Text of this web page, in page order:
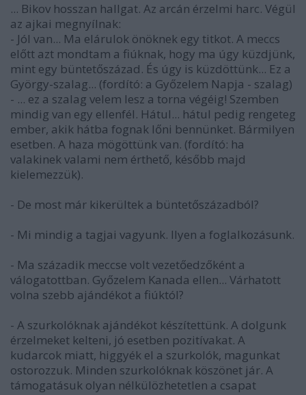
... Bikov hosszan hallgat. Az arcán érzelmi harc. Végül
az ajkai megnyílnak:
- Jól van... Ma elárulok önöknek egy titkot. A meccs
előtt azt mondtam a fiúknak, hogy ma úgy küzdjünk,
mint egy büntetőszázad. És úgy is küzdöttünk... Ez a
György-szalag... (fordító: a Győzelem Napja - szalag)
- ... ez a szalag velem lesz a torna végéig! Szemben
mindig van egy ellenfél. Hátul... hátul pedig rengeteg
ember, akik hátba fognak lőni bennünket. Bármilyen
esetben. A haza mögöttünk van. (fordító: ha
valakinek valami nem érthető, később majd
kielemezzük).
- De most már kikerültek a büntetőszázadból?
- Mi mindig a tagjai vagyunk. Ilyen a foglalkozásunk.
- Ma századik meccse volt vezetőedzőként a
válogatottban. Győzelem Kanada ellen... Várhatott
volna szebb ajándékot a fiúktól?
- A szurkolóknak ajándékot készítettünk. A dolgunk
érzelmeket kelteni, jó esetben pozitívakat. A
kudarcok miatt, higgyék el a szurkolók, magunkat
ostorozzuk. Minden szurkolóknak köszönet jár. A
támogatásuk olyan nélkülözhetetlen a csapat